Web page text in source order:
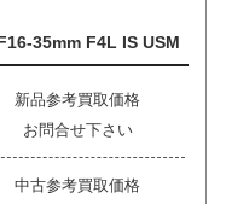
35mm F4L IS USM
新品参考買取価格
お問合せ下さい
中古参考買取価格